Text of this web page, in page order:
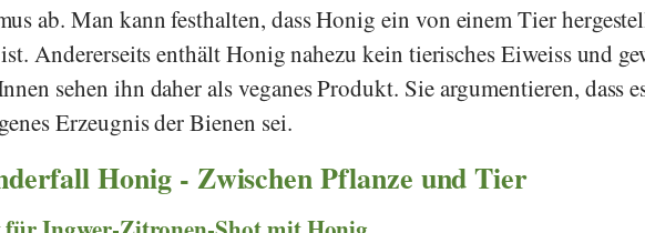
ab. Man kann festhalten, dass Honig ein von einem Tier
Andererseits enthält Honig nahezu kein tierisches Eiweiss und
sehen ihn daher als veganes Produkt. Sie argumentieren, dass
Erzeugnis der Bienen sei.
Honig - Zwischen Pflanze und Tier